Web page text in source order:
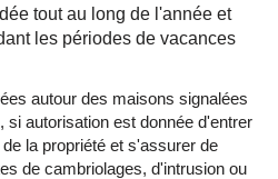
tout au long de l'année et
les périodes de vacances
autour des maisons signalées
si autorisation est donnée d'entrer
la propriété et s'assurer de
de cambriolages, d'intrusion ou